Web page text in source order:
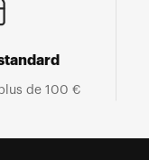
de 100 €